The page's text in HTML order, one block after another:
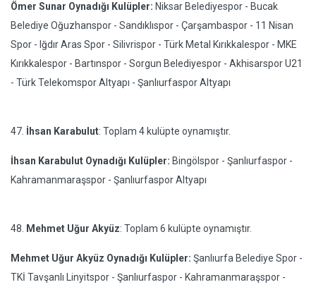
Ömer Sunar Oynadığı Kulüpler: Niksar Belediyespor - Bucak
Belediye Oğuzhanspor - Sandıklıspor - Çarşambaspor - 11 Nisan
Spor - Iğdır Aras Spor - Silivrispor - Türk Metal Kırıkkalespor - MKE
Kırıkkalespor - Bartınspor - Sorgun Belediyespor - Akhisarspor U21
- Türk Telekomspor Altyapı - Şanlıurfaspor Altyapı
47. İhsan Karabulut: Toplam 4 kulüpte oynamıştır.
İhsan Karabulut Oynadığı Kulüpler: Bingölspor - Şanlıurfaspor -
Kahramanmaraşspor - Şanlıurfaspor Altyapı
48. Mehmet Uğur Akyüz: Toplam 6 kulüpte oynamıştır.
Mehmet Uğur Akyüz Oynadığı Kulüpler: Şanlıurfa Belediye Spor -
TKİ Tavşanlı Linyitspor - Şanlıurfaspor - Kahramanmaraşspor -